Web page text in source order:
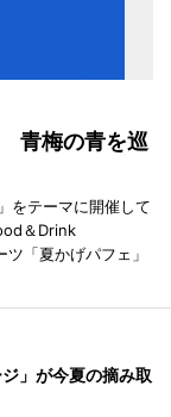
青梅の青を巡
をテーマに開催して
＆Drink
「夏かげパフェ」
」が今夏の摘み取